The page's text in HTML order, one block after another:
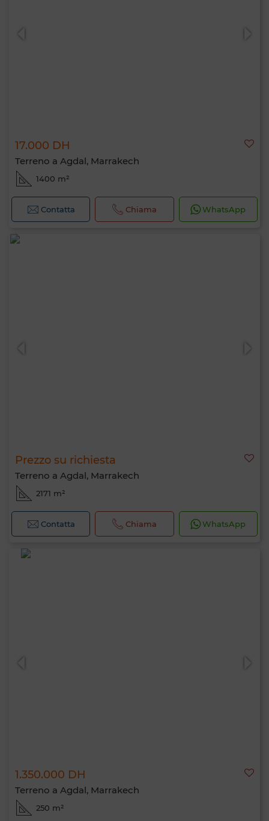
17.000 DH
Terreno a Agdal, Marrakech
1400 m²
Contatta Chiama WhatsApp
Prezzo su richiesta
Terreno a Agdal, Marrakech
2171 m²
Contatta Chiama WhatsApp
1.350.000 DH
Terreno a Agdal, Marrakech
250 m²